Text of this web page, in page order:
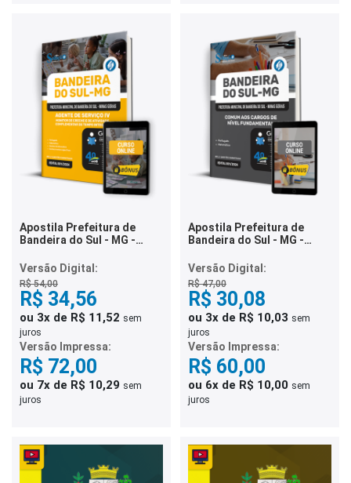
Apostila Prefeitura de
Bandeira do Sul - MG -
Monitor de Creche e de
Atividade Complementar
de Tempo Integral
Versão Digital:
R$ 54,00
R$ 34,56
ou 3x de R$ 11,52 sem
juros
Versão Impressa:
R$ 72,00
ou 7x de R$ 10,29 sem
juros
Apostila Prefeitura de
Bandeira do Sul - MG -
Nível Fundamental
Versão Digital:
R$ 47,00
R$ 30,08
ou 3x de R$ 10,03 sem
juros
Versão Impressa:
R$ 60,00
ou 6x de R$ 10,00 sem
juros